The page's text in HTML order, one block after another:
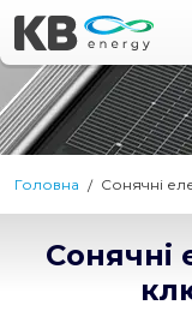
Головна Сонячні
Сонячні